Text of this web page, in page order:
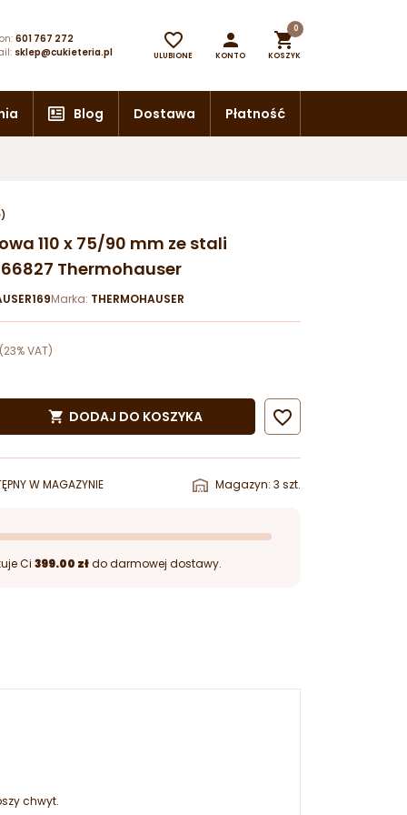
601 767 272
sklep@cukieteria.pl

ULUBIONE

KONTO

0
KOSZYK
Blog Dostawa Płatność
110 x 75/90 mm ze stali
Thermohauser
Marka: THERMOHAUSER
(23% VAT)
 DODAJ DO KOSZYKA 
W MAGAZYNIE Magazyn: 3 szt.
Ci 399.00 złdo darmowej dostawy.
chwyt.